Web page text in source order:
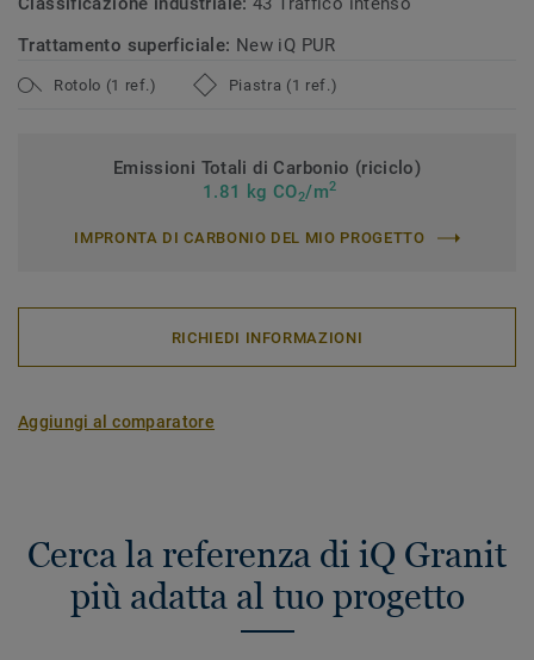
Trattamento superficiale: New iQ PUR
Rotolo (1 ref.) Piastra (1 ref.)
Emissioni Totali di Carbonio (riciclo)
1.81 kg CO2/m2
IMPRONTA DI CARBONIO DEL MIO PROGETTO
RICHIEDI INFORMAZIONI
Aggiungi al comparatore
Cerca la referenza di iQ Granit
più adatta al tuo progetto